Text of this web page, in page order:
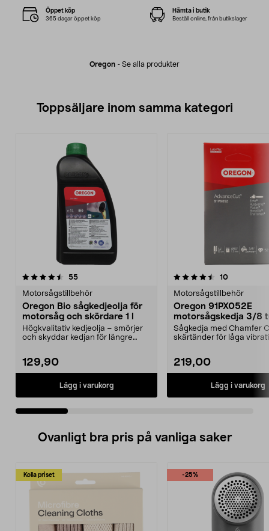
Oregon - Se alla produkter
Öppet köp
365 dagar öppet köp
Hämta i butik
Beställ online, från butikslager
Toppsäljare inom samma kategori
55recensioner
Motorsågstillbehör
Oregon Bio sågkedjeolja för
motorsåg och skördare 1 l
Högkvalitativ kedjeolja – smörjer
och skyddar kedjan för längre
129,90
Lägg i varukorg
4.5 av 5 stjärnor 10recensioner
Motorsågstillbehör
Oregon 91PX052E
motorsågskedja 3/8
drivlänkar
Sågkedja med Chamfer
skärtänder för låga
219,00
Lägg i varukorg
0.0 av 5 stjärnor
Ovanligt bra pris på vanliga saker
Kolla priset -25%